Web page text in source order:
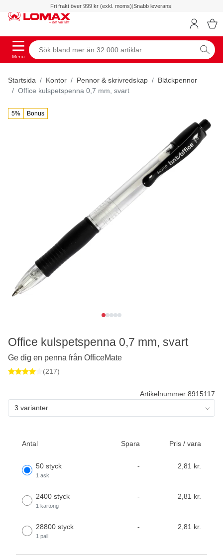
Fri frakt över 999 kr (exkl. moms)|Snabb leverans|
Menu
Startsida Kontor Pennor & skrivredskap
Bläckpennor
Office kulspetspenna 0,7 mm, svart
5% Bonus
Artikelnummer 8915117
3 varianter
Antal Spara Pris / vara
50 styck
1 ask
- 2,81 kr.
2400 styck
1 kartong
- 2,81 kr.
28800 styck
1 pall
- 2,81 kr.
Office kulspetspenna 0,7 mm, svart
Ge dig en penna från OfficeMate
(217)